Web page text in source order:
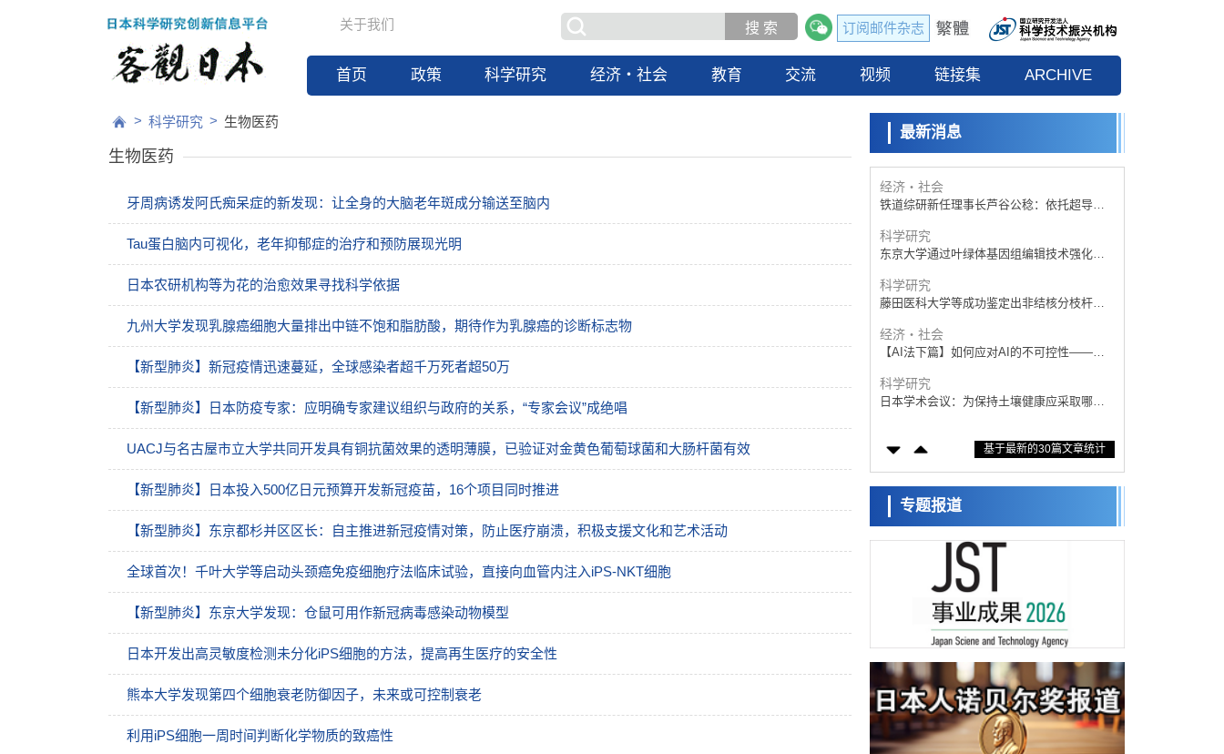
关于我们
首页 政策 科学研究 经济・社会 教育 交流 视频 链接集 ARCHIVE
订阅邮件杂志
> 科学研究 > 生物医药
生物医药
牙周病诱发阿氏痴呆症的新发现：让全身的大脑老年斑成分输送至脑内
Tau蛋白脑内可视化，老年抑郁症的治疗和预防展现光明
日本农研机构等为花的治愈效果寻找科学依据
九州大学发现乳腺癌细胞大量排出中链不饱和脂肪酸，期待作为乳腺癌的诊断标志物
【新型肺炎】新冠疫情迅速蔓延，全球感染者超千万死者超50万
【新型肺炎】日本防疫专家：应明确专家建议组织与政府的关系，“专家会议”成绝唱
UACJ与名古屋市立大学共同开发具有铜抗菌效果的透明薄膜，已验证对金黄色葡萄球菌和大肠杆菌有效
【新型肺炎】日本投入500亿日元预算开发新冠疫苗，16个项目同时推进
【新型肺炎】东京都杉并区区长：自主推进新冠疫情对策，防止医疗崩溃，积极支援文化和艺术活动
全球首次！千叶大学等启动头颈癌免疫细胞疗法临床试验，直接向血管内注入iPS-NKT细胞
【新型肺炎】东京大学发现：仓鼠可用作新冠病毒感染动物模型
日本开发出高灵敏度检测未分化iPS细胞的方法，提高再生医疗的安全性
熊本大学发现第四个细胞衰老防御因子，未来或可控制衰老
利用iPS细胞一周时间判断化学物质的致癌性
最新消息
经济・社会
【AI法下篇】如何应对AI的不可控性——中
央大学平野晋教授专访
AI处理器
政策
日本科研费增设国际共同研究强化新类别，
促进青年研究人员赴海外开展研究
经济・社会
铁道综研新任理事长芦谷公稔：依托超导和
科学研究
东京大学通过叶绿体基因组编辑技术强化碳
科学研究
藤田医科大学等成功鉴定出非结核分枝杆菌
因菌株而异
经济・社会
【AI法下篇】如何应对AI的不可控性——中
科学研究
日本学术会议：为保持土壤健康应采取哪些
大阪大学开发基于水氢键网络的温度预测新
【AI法上篇】如何对“将人生交给AI”保持危机
感——中央大学平野晋教授专访
科学研究
庆应义塾大学阐明脑内“游击手”小胶质细胞包
裹保护受损神经细胞的机制，有望用于开发
阿尔茨海默病等疾病疗法
日本东北大学与横滨橡胶全球首次从纳米尺
度揭示橡胶—黄铜粘接界面劣化抑制机制，
为提升轮胎安全性与耐久性的材料设计开辟
道路
近畿大学等发现植物染料“日本茜”的红色成分
可抑制老化与炎症，有望成为新型功能性材
科学研究
群马大学开发针对难治性癫痫的新型基因疗
法，利用超小型GAD67启动子抑制发作
科学研究
九州大学揭示夜间眼压升高机制：两种激素
基于最新的30篇文章统计
专题报道